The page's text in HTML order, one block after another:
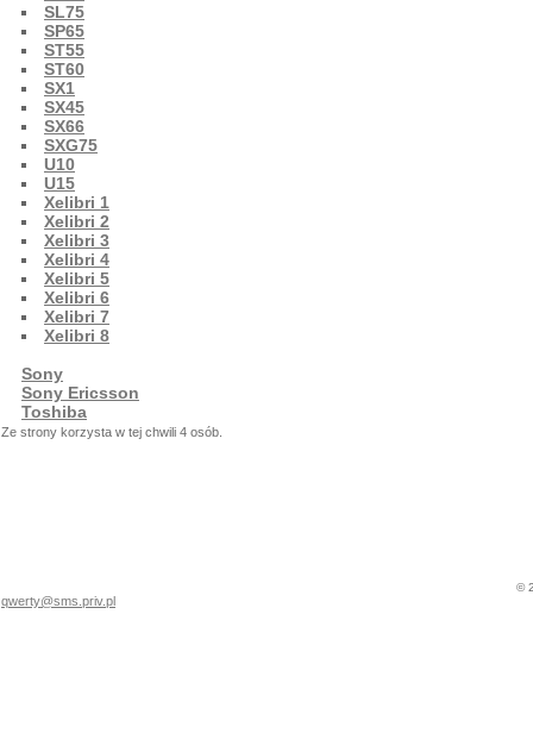
SL75
SP65
ST55
ST60
SX1
SX45
SX66
SXG75
U10
U15
Xelibri 1
Xelibri 2
Xelibri 3
Xelibri 4
Xelibri 5
Xelibri 6
Xelibri 7
Xelibri 8
Sony
Sony Ericsson
Toshiba
Ze strony korzysta w tej chwili 4 osób.
©
qwerty@sms.priv.pl